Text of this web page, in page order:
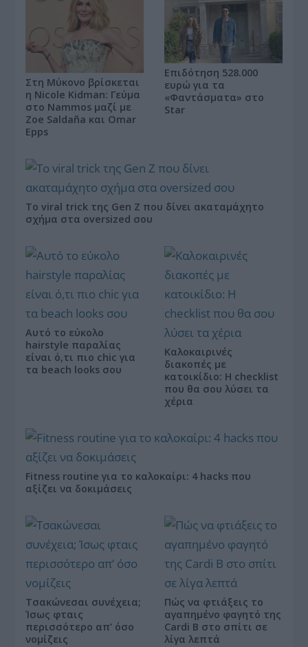
Στη Μύκονο βρίσκεται
η Nicole Kidman: Γεύμα
στο Nammos μαζί με
Zoe Saldaña και Omar
Epps
Επιδότηση 528.000
ευρώ για τα
«Φαντάσματα» στο
Star
Το viral trick της Gen Z που δίνει ακαταμάχητο
σχήμα στα oversized σου
Αυτό το εύκολο
hairstyle παραλίας
είναι ό,τι πιο chic για
τα beach looks σου
Καλοκαιρινές
διακοπές με
κατοικίδιο: Η checklist
που θα σου λύσει τα
χέρια
Fitness routine για το καλοκαίρι: 4 hacks που
αξίζει να δοκιμάσεις
Τσακώνεσαι συνέχεια;
Ίσως φταις
περισσότερο απ’ όσο
νομίζεις
Πώς να φτιάξεις το
αγαπημένο φαγητό της
Cardi B στο σπίτι σε
λίγα λεπτά